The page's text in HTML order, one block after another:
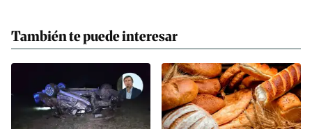
También te puede interesar